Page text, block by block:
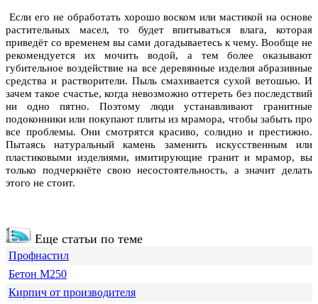
Если его не обработать хорошо воском или мастикой на основе
растительных масел, то будет впитываться влага, которая
приведёт со временем вы сами догадываетесь к чему. Вообще не
рекомендуется их мочить водой, а тем более оказывают
губительное воздействие на все деревянные изделия абразивные
средства и растворители. Пыль смахивается сухой ветошью. И
зачем такое счастье, когда невозможно оттереть без последствий
ни одно пятно. Поэтому люди устанавливают гранитные
подоконники или покупают плиты из мрамора, чтобы забыть про
все проблемы. Они смотрятся красиво, солидно и престижно.
Пытаясь натуральный камень заменить искусственным или
пластиковыми изделиями, имитирующие гранит и мрамор, вы
только подчеркнёте свою несостоятельность, а значит делать
этого не стоит.
Еще статьи по теме
Профнастил
Бетон М250
Кирпич от производителя